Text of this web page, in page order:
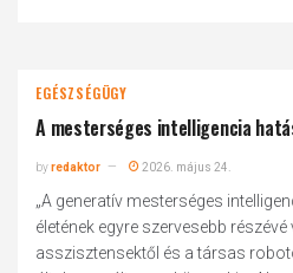
EGÉSZSÉGÜGY
A mesterséges intelligencia
byredaktor 2026. május 24.
„A generatív mesterséges
életének egyre szervesebb
asszisztensektől és a társas